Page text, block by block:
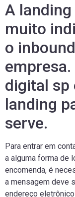
A
muito
o
digital sp
landing
serve.
Para entrar em
a alguma forma de
encomenda, é
a mensagem deve
endereço